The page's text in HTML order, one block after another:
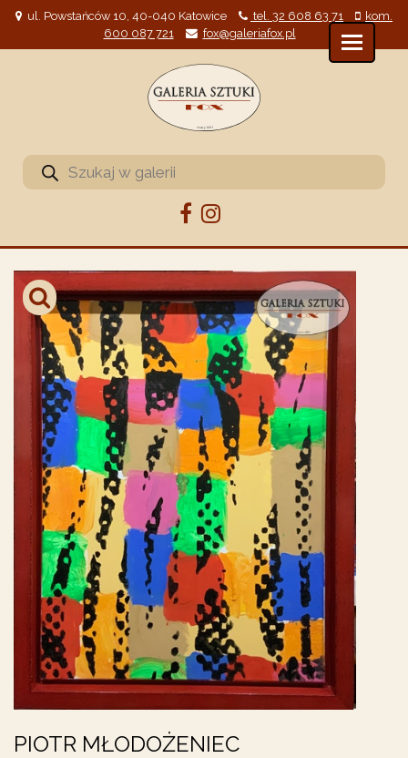
ul. Powstańców 10, 40-040 Katowice tel. 32 608 63 71
kom.
600 087 721
fox@galeriafox.pl
Wyszukiwarka
produktów
PIOTR MŁODOŻENIEC